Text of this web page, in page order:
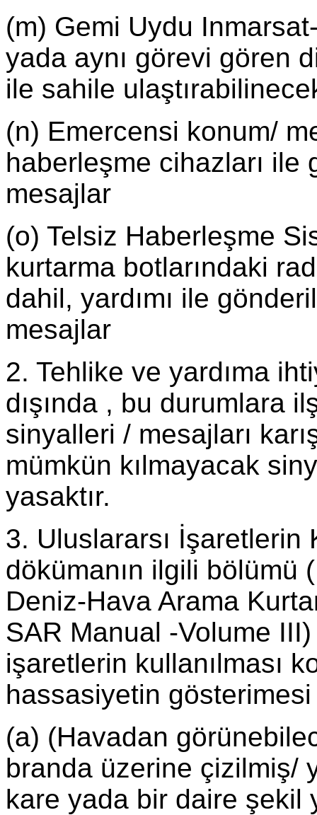
(m) Gemi Uydu
yada aynı görevi gören
ile sahile
(n) Emercensi konum/
haberleşme cihazları
mesajlar
(o) Telsiz Haberleşme
kurtarma botlarındaki
dahil, yardımı ile
mesajlar
2. Tehlike ve yardıma
dışında , bu durumlara
sinyalleri / mesajları
mümkün kılmayacak
yasaktır.
3. Uluslararsı İşaretlerin
dökümanın ilgili bölümü
Deniz-Hava Arama
SAR Manual -Volume
işaretlerin kullanılması
hassasiyetin
(a) (Havadan
branda üzerine çizilmiş/
kare yada bir daire şekil